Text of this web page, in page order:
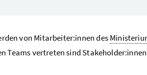
von Mitarbeiter:innen des
Teams vertreten sind